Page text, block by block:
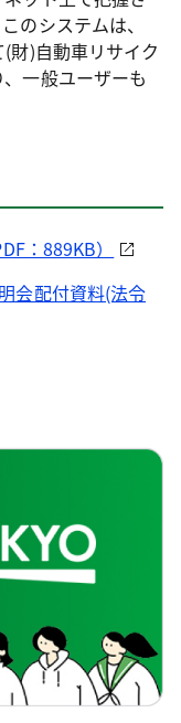
のシステムは、
財)自動車リサイク
一般ユーザーも
：889KB）
会配付資料(法令